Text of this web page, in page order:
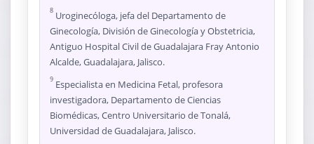
8 Uroginecóloga, jefa del Departamento de
Ginecología, División de Ginecología y Obstetricia,
Antiguo Hospital Civil de Guadalajara Fray Antonio
Alcalde, Guadalajara, Jalisco.
9 Especialista en Medicina Fetal, profesora
investigadora, Departamento de Ciencias
Biomédicas, Centro Universitario de Tonalá,
Universidad de Guadalajara, Jalisco.